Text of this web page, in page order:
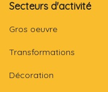
Secteurs d'activité
Gros oeuvre
Transformations
Décoration